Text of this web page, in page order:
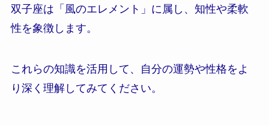
双子座は「風のエレメント」に属し、知性や柔軟
性を象徴します。
これらの知識を活用して、自分の運勢や性格をよ
り深く理解してみてください。